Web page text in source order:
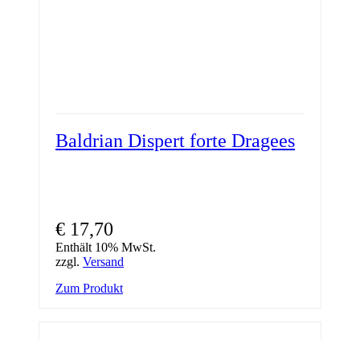
Baldrian Dispert forte Dragees
€ 17,70
Enthält 10% MwSt.
zzgl. Versand
Zum Produkt